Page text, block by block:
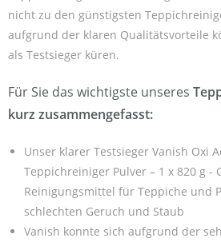
nicht zu den günstigsten
aufgrund der klaren Qualitätsvorteile
als Testsieger küren.
Für Sie das wichtigste unseres
kurz zusammengefasst:
Unser klarer Testsieger Vanish Oxi
Teppichreiniger Pulver – 1 x 820 g -
Reinigungsmittel für Teppiche und
schlechten Geruch und Staub
Vanish konnte sich aufgrund der